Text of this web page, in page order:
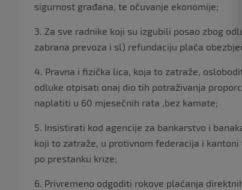
sigurnost građana, te očuvanje ekonomije;
3. Za sve radnike koji su izgubili posao zbog
zabrana prevoza i sl) refundaciju plaća
4. Pravna i fizička lica, koja to zatraže,
odluke otpisati onaj dio tih potraživanja
naplatiti u 60 mjesečnih rata ,bez kamate;
5. Insistirati kod agencije za bankarstvo i
koji to zatraže, u protivnom federacija i
po prestanku krize;
6. Privremeno odgoditi rokove plaćanja